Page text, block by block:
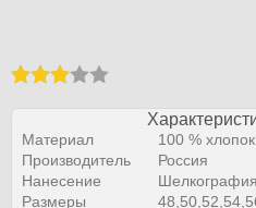
Материал
100 % хлопок
Производитель
Россия
Нанесение
Шелкография
Размеры